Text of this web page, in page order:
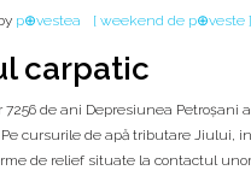
p⊕vestea [ weekend de p⊕veste ]
carpatic
de ani Depresiunea
cursurile de apă tributare Jiului,
de relief situate la contactul